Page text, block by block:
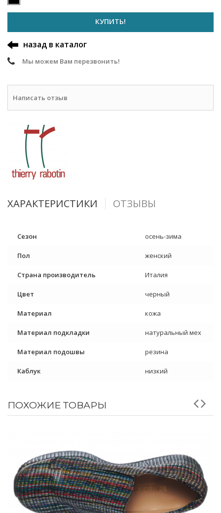
КУПИТЬ!
назад в каталог
Мы можем Вам перезвонить!
Написать отзыв
ХАРАКТЕРИСТИКИ ОТЗЫВЫ
Сезон осень-зима
Пол женский
Страна производитель Италия
Цвет черный
Материал кожа
Материал подкладки натуральный мех
Материал подошвы резина
Каблук низкий
ПОХОЖИЕ ТОВАРЫ